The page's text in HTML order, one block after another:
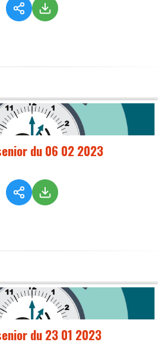
du 06 02 2023
du 23 01 2023